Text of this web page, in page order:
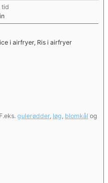
tid
i airfryer, Ris i airfryer
F.eks. gulerødder, løg blomkål og